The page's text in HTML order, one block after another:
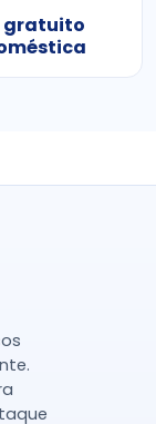
gratuito